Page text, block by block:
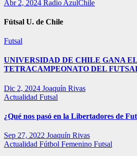
Abr 2, 2024 Radio AzulChile
Fútsal U. de Chile
Futsal
UNIVERSIDAD DE CHILE GANA EL
TETRACAMPEONATO DEL
Dic 2, 2024 Joaquín Rivas
Actualidad Futsal
¿Qué nos pasó en la Libertadores de
Sep 27, 2022 Joaquín Rivas
Actualidad Fútbol Femenino Futsal